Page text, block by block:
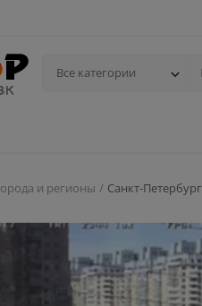
Все категории
и регионы Санкт-Петербург